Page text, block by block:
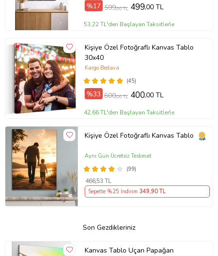
%17 599,00 TL 499,00 TL
53,22 TL'den Başlayan Taksitlerle
Kişiye Özel Fotoğraflı Kanvas Tablo
30x40
(45)
Kargo Bedava
%33 600,00 TL 400,00 TL
42,66 TL'den Başlayan Taksitlerle
Kişiye Özel Fotoğraflı Kanvas Tablo
(99)
Aynı Gün Ücretsiz Teslimat
466,53 TL
Sepette %25 İndirim 349,90 TL
Son Gezdikleriniz
Kanvas Tablo Uçan Papağan